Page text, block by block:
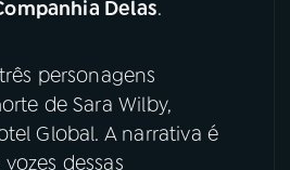
Facebook
X
Delas.
personagens
de Sara Wilby,
Global. A narrativa é
dessas